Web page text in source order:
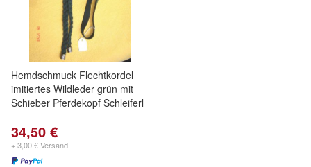
Hemdschmuck Flechtkordel
imitiertes Wildleder grün mit
Schieber Pferdekopf Schleiferl
34,50 €
+ 3,00 € Versand